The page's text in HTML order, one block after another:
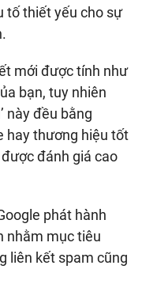
tố thiết yếu cho sự
mới được tính như
bạn, tuy nhiên
này đều bằng
hay thương hiệu tốt
đánh giá cao
phát hành
nhằm mục tiêu
liên kết spam cũng